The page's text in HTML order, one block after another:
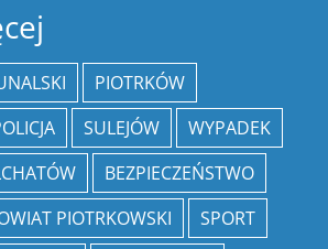
PIOTRKÓW
SULEJÓW
WYPADEK
BEZPIECZEŃSTWO
PIOTRKOWSKI
SPORT